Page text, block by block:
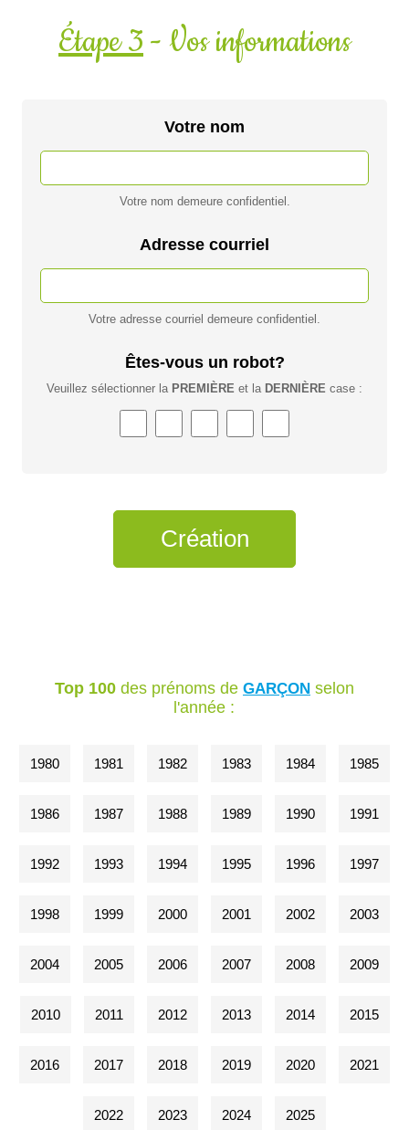
Étape 3- Vos informations
Votre nom
Votre nom demeure confidentiel.
Adresse courriel
Votre adresse courriel demeure confidentiel.
Êtes-vous un robot?
Veuillez sélectionner la PREMIÈRE et la DERNIÈRE case :
Top 100des prénoms de GARÇONselon
l'année :
1980 1981 1982 1983 1984 1985
1986 1987 1988 1989 1990 1991
1992 1993 1994 1995 1996 1997
1998 1999 2000 2001 2002 2003
2004 2005 2006 2007 2008 2009
2010 2011 2012 2013 2014 2015
2016 2017 2018 2019 2020 2021
2022 2023 2024 2025